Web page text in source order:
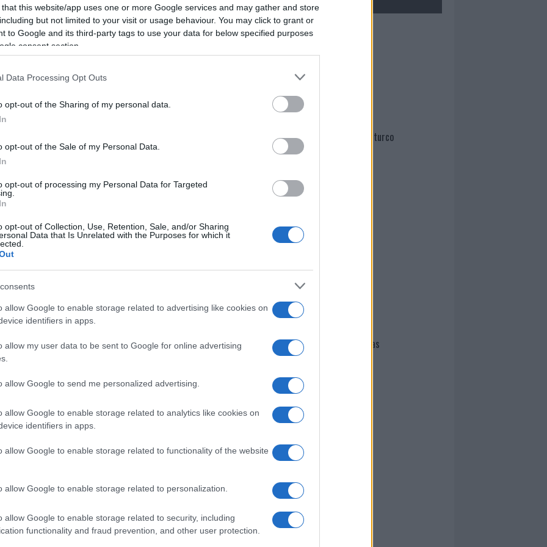
that this website/app uses one or more Google services and may gather and store
but not limited to your visit or usage behaviour. You may click to grant or
to Google and its third-party tags to use your data for below specified purposes
consent section.
Data Processing Opt Outs
opt-out of the Sharing of my personal data.
opt-out of the Sale of my Personal Data.
opt-out of processing my Personal Data for Targeted
opt-out of Collection, Use, Retention, Sale, and/or Sharing
Data that Is Unrelated with the Purposes for which it
allow Google to enable storage related to advertising like cookies on
identifiers in apps.
allow my user data to be sent to Google for online advertising
allow Google to send me personalized advertising.
allow Google to enable storage related to analytics like cookies on
identifiers in apps.
allow Google to enable storage related to functionality of the website
allow Google to enable storage related to personalization.
allow Google to enable storage related to security, including
functionality and fraud prevention, and other user protection.
dall’operato del G20s se altre località
nuovi strumenti e risorse per la
Giagoni, assessora al Turismo del
quindi, con favore l’introduzione della
riconoscimento dello status di Comunità
del network”.
per altri piccoli Comuni isolani che
nei mesi estivi per la
creare le condizioni per assicurare
residenti delle località come Arzachena. E,
per i visitatori. Solo così possiamo
turistico internazionale. Grazie a servizi di
sicurezza e in efficaci misure a tutela
cliccando
nella sezione
G20spiagge
G20spiagge Arzachena
Spiagge Arzachena
Mario Malu
Paolo Pinna
Martina Agostina Diturco
I nostri cari
I nostri cari
I nostri cari
Giovannimaria Cabras